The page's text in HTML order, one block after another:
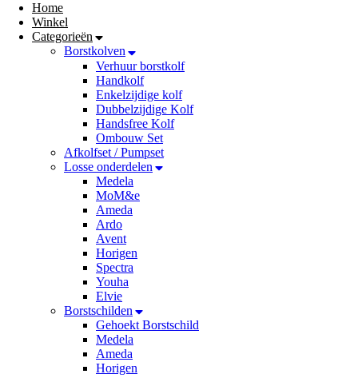
Home
Winkel
Categorieën
Borstkolven
Verhuur borstkolf
Handkolf
Enkelzijdige kolf
Dubbelzijdige Kolf
Handsfree Kolf
Ombouw Set
Afkolfset / Pumpset
Losse onderdelen
Medela
MoM&e
Ameda
Ardo
Avent
Horigen
Spectra
Youha
Elvie
Borstschilden
Gehoekt Borstschild
Medela
Ameda
Horigen